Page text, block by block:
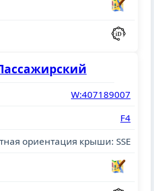
W:407189007
F4
ориентация крыши: SSE